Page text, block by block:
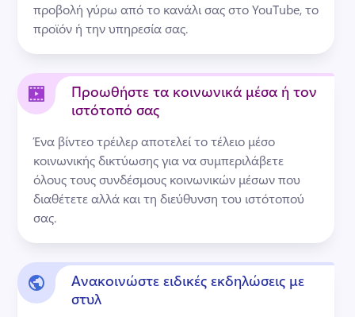
προβολή γύρω από το κανάλι σας στο YouTube, το
προϊόν ή την υπηρεσία σας.
Προωθήστε τα κοινωνικά μέσα ή τον
ιστότοπό σας
Ένα βίντεο τρέιλερ αποτελεί το τέλειο μέσο
κοινωνικής δικτύωσης για να συμπεριλάβετε
όλους τους συνδέσμους κοινωνικών μέσων που
διαθέτετε αλλά και τη διεύθυνση του ιστότοπού
σας.
Ανακοινώστε ειδικές εκδηλώσεις με
στυλ